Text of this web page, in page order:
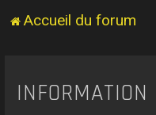
Accueil du forum
INFORMATION